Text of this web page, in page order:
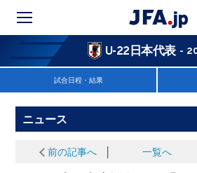
U-22日本代表 -
試合日程・結果
ニュース
前の記事へ 一覧へ